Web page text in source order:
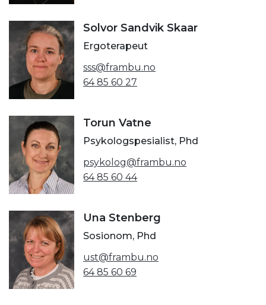
Solvor Sandvik Skaar
Ergoterapeut
sss@frambu.no
64 85 60 27
Torun Vatne
Psykologspesialist, Phd
psykolog@frambu.no
64 85 60 44
Una Stenberg
Sosionom, Phd
ust@frambu.no
64 85 60 69